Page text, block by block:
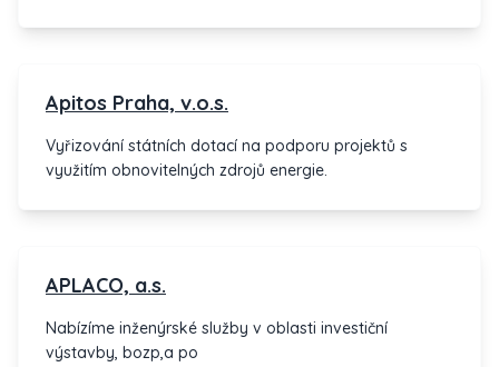
Apitos Praha, v.o.s.
Vyřizování státních dotací na podporu projektů s
využitím obnovitelných zdrojů energie.
APLACO, a.s.
Nabízíme inženýrské služby v oblasti investiční
výstavby, bozp,a po